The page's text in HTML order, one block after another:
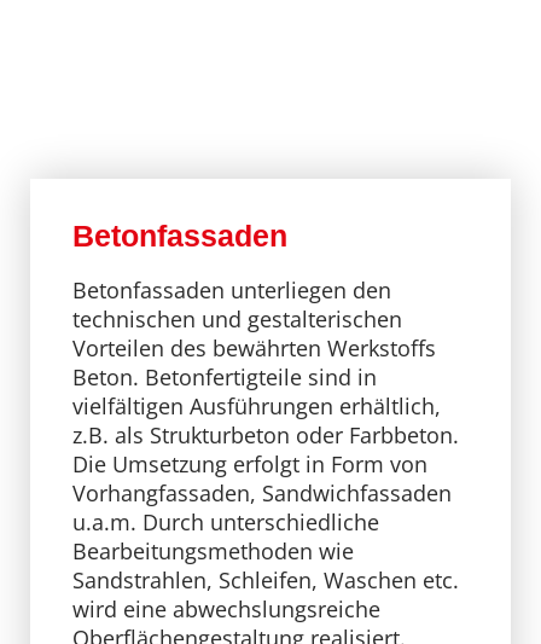
Betonfassaden
Betonfassaden unterliegen den
technischen und gestalterischen
Vorteilen des bewährten Werkstoffs
Beton. Betonfertigteile sind in
vielfältigen Ausführungen erhältlich,
z.B. als Strukturbeton oder Farbbeton.
Die Umsetzung erfolgt in Form von
Vorhangfassaden, Sandwichfassaden
u.a.m. Durch unterschiedliche
Bearbeitungsmethoden wie
Sandstrahlen, Schleifen, Waschen etc.
wird eine abwechslungsreiche
Oberflächengestaltung realisiert.